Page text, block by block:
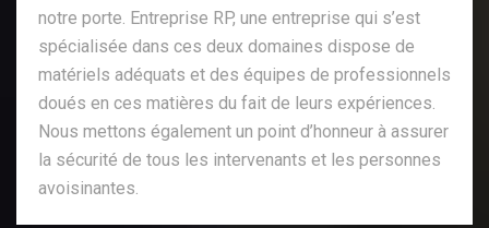
notre porte. Entreprise RP, une entreprise qui s’est
spécialisée dans ces deux domaines dispose de
matériels adéquats et des équipes de professionnels
doués en ces matières du fait de leurs expériences.
Nous mettons également un point d’honneur à assurer
la sécurité de tous les intervenants et les personnes
avoisinantes.